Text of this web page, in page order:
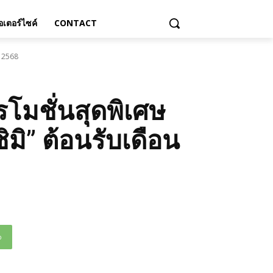
เตอร์ไซค์ CONTACT
โมชั่นสุดพิเศษ
มิ” ต้อนรับเดือน